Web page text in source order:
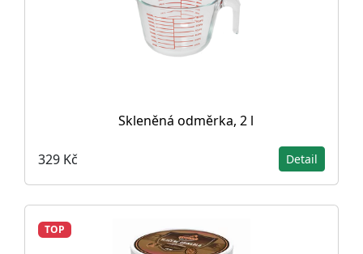
Skleněná odměrka, 2 l
329 Kč Detail
TOP